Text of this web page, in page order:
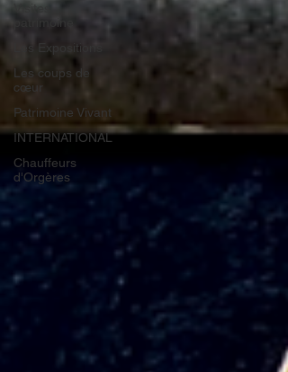
Visites
patrimoine
Les Expositions
Les coups de
cœur
Patrimoine Vivant
INTERNATIONAL
Chauffeurs
d'Orgères